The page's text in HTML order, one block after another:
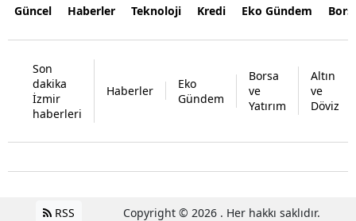
Güncel Haberler Teknoloji Kredi Eko Gündem
Son
dakika
İzmir
haberleri
Haberler
Eko
Gündem
Borsa
ve
Yatırım
Altın
ve
Döviz
RSS Copyright © 2026 . Her hakkı saklıdır.